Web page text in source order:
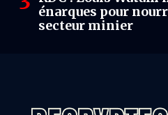
énarques pour
secteur minier